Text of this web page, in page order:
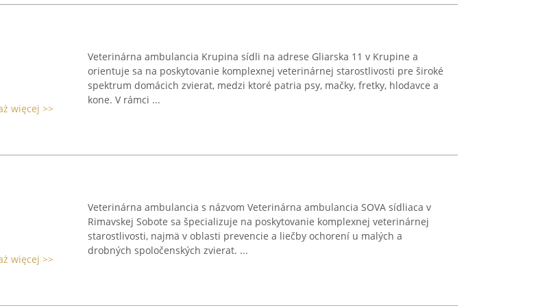
więcej >>
Veterinárna ambulancia Krupina sídli na adrese Gliarska 11 v Krupine a
orientuje sa na poskytovanie komplexnej veterinárnej starostlivosti pre široké
spektrum domácich zvierat, medzi ktoré patria psy, mačky, fretky, hlodavce a
kone. V rámci ...
więcej >>
Veterinárna ambulancia s názvom Veterinárna ambulancia SOVA sídliaca v
Rimavskej Sobote sa špecializuje na poskytovanie komplexnej veterinárnej
starostlivosti, najmä v oblasti prevencie a liečby ochorení u malých a
drobných spoločenských zvierat. ...